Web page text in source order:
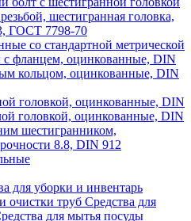
шестигранная головка,
ГОСТ 7798-70
со стандартной метрической
с фланцем, оцинкованные, DIN
кольцом, оцинкованные, DIN
головкой, оцинкованные, DIN
головкой, оцинкованные, DIN
шестигранником,
8.8, DIN 912
для уборки и инвентарь
очистки труб Средства для
для мытья посуды